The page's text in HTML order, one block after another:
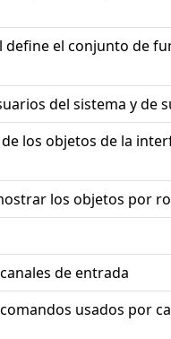
define el conjunto de
del sistema y de
los objetos de la
los objetos por
de entrada
usados por